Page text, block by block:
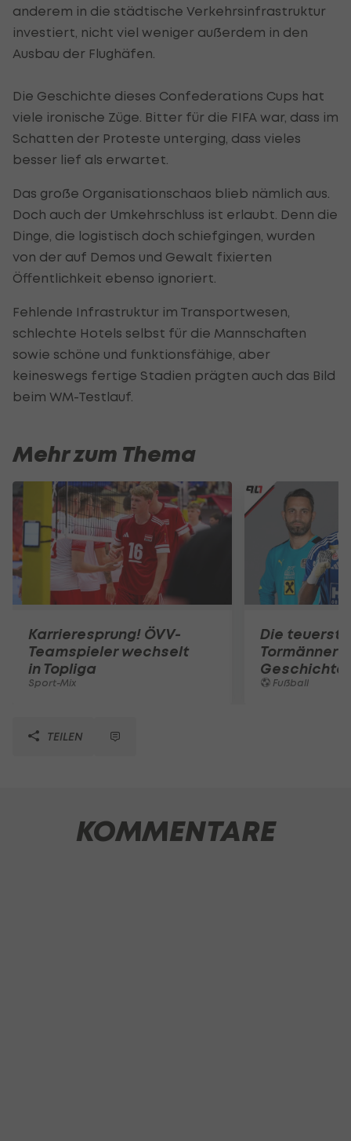
anderem in die städtische Verkehrsinfrastruktur
investiert, nicht viel weniger außerdem in den
Ausbau der Flughäfen.
Die Geschichte dieses Confederations Cups hat
viele ironische Züge. Bitter für die FIFA war, dass im
Schatten der Proteste unterging, dass vieles
besser lief als erwartet.
Das große Organisationschaos blieb nämlich aus.
Doch auch der Umkehrschluss ist erlaubt. Denn die
Dinge, die logistisch doch schiefgingen, wurden
von der auf Demos und Gewalt fixierten
Öffentlichkeit ebenso ignoriert.
Fehlende Infrastruktur im Transportwesen,
schlechte Hotels selbst für die Mannschaften
sowie schöne und funktionsfähige, aber
keineswegs fertige Stadien prägten auch das Bild
beim WM-Testlauf.
Mehr zum Thema
Karrieresprung! ÖVV-
Teamspieler wechselt
in Topliga
Sport-Mix
Die
Tormänner
Geschichte
Fußball
TEILEN
KOMMENTARE